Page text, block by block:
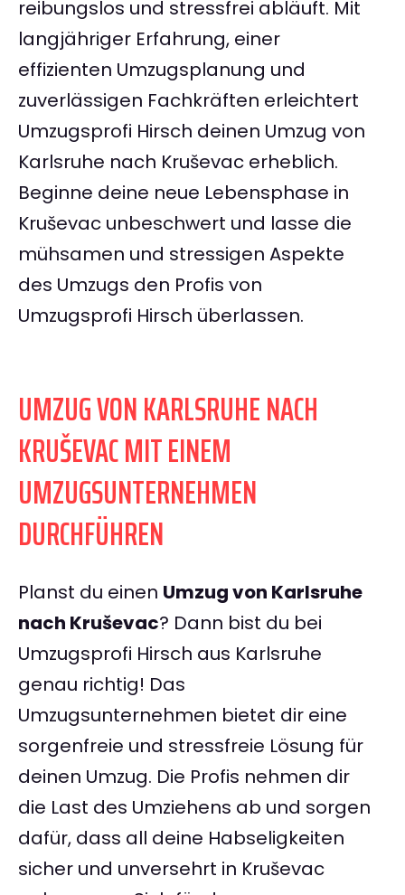
reibungslos und stressfrei abläuft. Mit
langjähriger Erfahrung, einer
effizienten Umzugsplanung und
zuverlässigen Fachkräften erleichtert
Umzugsprofi Hirsch deinen Umzug von
Karlsruhe nach Kruševac erheblich.
Beginne deine neue Lebensphase in
Kruševac unbeschwert und lasse die
mühsamen und stressigen Aspekte
des Umzugs den Profis von
Umzugsprofi Hirsch überlassen.
UMZUG VON KARLSRUHE NACH
KRUŠEVAC MIT EINEM
UMZUGSUNTERNEHMEN
DURCHFÜHREN
Planst du einen Umzug von Karlsruhe
nach Kruševac? Dann bist du bei
Umzugsprofi Hirsch aus Karlsruhe
genau richtig! Das
Umzugsunternehmen bietet dir eine
sorgenfreie und stressfreie Lösung für
deinen Umzug. Die Profis nehmen dir
die Last des Umziehens ab und sorgen
dafür, dass all deine Habseligkeiten
sicher und unversehrt in Kruševac